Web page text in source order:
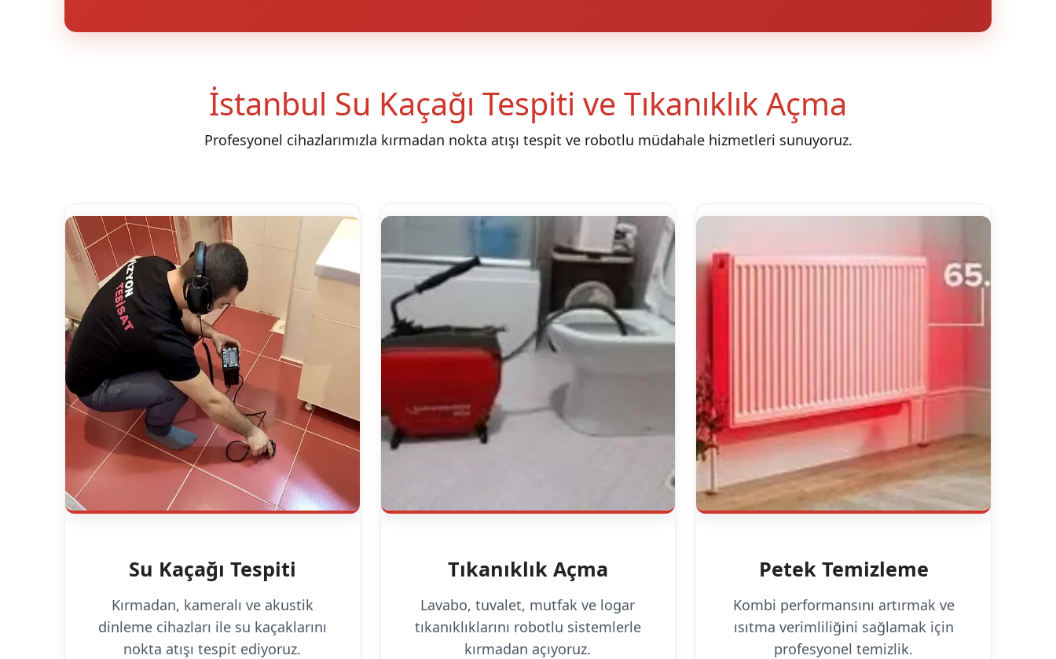
İstanbul Su Kaçağı Tespiti ve Tıkanıklık Açma
Profesyonel cihazlarımızla kırmadan nokta atışı tespit ve robotlu müdahale hizmetleri sunuyoruz.
Su Kaçağı Tespiti
Kırmadan, kameralı ve akustik
dinleme cihazları ile su kaçaklarını
nokta atışı tespit ediyoruz.
Tıkanıklık Açma
Lavabo, tuvalet, mutfak ve logar
tıkanıklıklarını robotlu sistemlerle
kırmadan açıyoruz.
Petek Temizleme
Kombi performansını artırmak ve
ısıtma verimliliğini sağlamak için
profesyonel temizlik.